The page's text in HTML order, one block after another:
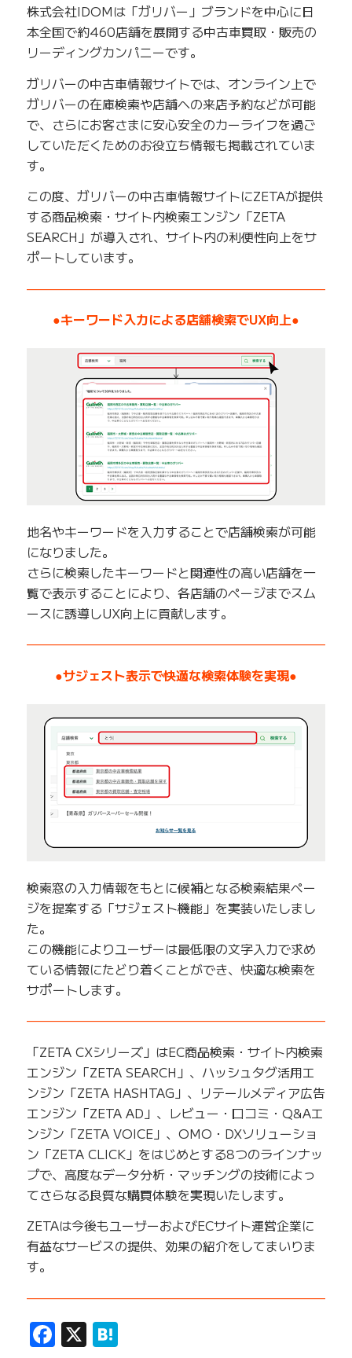
株式会社IDOMは「ガリバー」ブランドを中心に日
本全国で約460店舗を展開する中古車買取・販売の
リーディングカンパニーです。
ガリバーの中古車情報サイトでは、オンライン上で
ガリバーの在庫検索や店舗への来店予約などが可能
で、さらにお客さまに安心安全のカーライフを過ご
していただくためのお役立ち情報も掲載されていま
す。
この度、ガリバーの中古車情報サイトにZETAが提供
する商品検索・サイト内検索エンジン「ZETA
SEARCH」が導入され、サイト内の利便性向上をサ
ポートしています。
●キーワード入力による店舗検索でUX向上●
地名やキーワードを入力することで店舗検索が可能
になりました。
さらに検索したキーワードと関連性の高い店舗を一
覧で表示することにより、各店舗のページまでスム
ースに誘導しUX向上に貢献します。
●サジェスト表示で快適な検索体験を実現●
検索窓の入力情報をもとに候補となる検索結果ペー
ジを提案する「サジェスト機能」を実装いたしまし
た。
この機能によりユーザーは最低限の文字入力で求め
ている情報にたどり着くことができ、快適な検索を
サポートします。
「ZETA CXシリーズ」はEC商品検索・サイト内検索
エンジン「ZETA SEARCH」、ハッシュタグ活用エ
ンジン「ZETA HASHTAG」、リテールメディア広告
エンジン「ZETA AD」、レビュー・口コミ・Q&Aエ
ンジン「ZETA VOICE」、OMO・DXソリューショ
ン「ZETA CLICK」をはじめとする8つのラインナッ
プで、高度なデータ分析・マッチングの技術によっ
てさらなる良質な購買体験を実現いたします。
ZETAは今後もユーザーおよびECサイト運営企業に
有益なサービスの提供、効果の紹介をしてまいりま
す。
Facebook
X Hatena